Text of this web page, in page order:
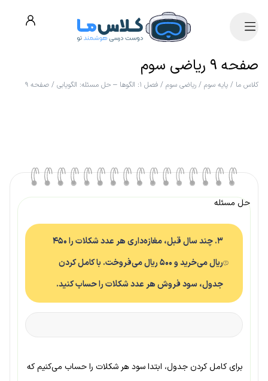
صفحه ۹ ریاضی سوم
کلاس ما / پایه سوم / ریاضی سوم / فصل ۱: الگوها – حل مسئله: الگویابی / صفحه ۹
حل مسئله
۳. چند سال قبل، مغازه‌داری هر عدد شکلات را ۴۵۰
ریال می‌خرید و ۵۰۰ ریال می‌فروخت. با کامل کردن
جدول، سود فروش هر عدد شکلات را حساب کنید.
برای کامل کردن جدول، ابتدا سود هر شکلات را حساب می‌کنیم که